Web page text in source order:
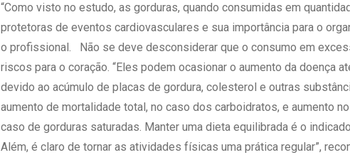
“Como visto no estudo, as gorduras, quando consumidas em
protetoras de eventos cardiovasculares e sua importância para o
o profissional. Não se deve desconsiderar que o consumo em
riscos para o coração. “Eles podem ocasionar o aumento da doença
devido ao acúmulo de placas de gordura, colesterol e outras
aumento de mortalidade total, no caso dos carboidratos, e aumento
caso de gorduras saturadas. Manter uma dieta equilibrada é o
Além, é claro de tornar as atividades físicas uma prática regular”,